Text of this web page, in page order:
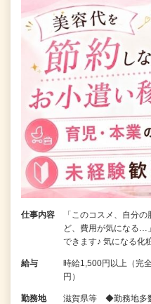
仕事内容
「このコスメ、自分
ど、費用が気になる…
できます♪ 気になる化
給与
時給1,500円以上（完
円）
勤務地
滋賀県等 ◆勤務地多